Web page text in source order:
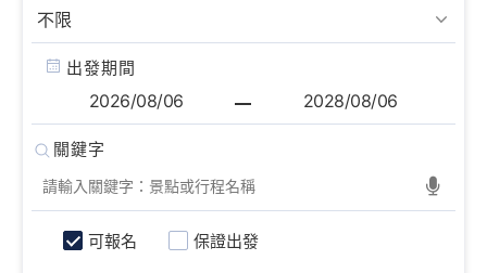
出發期間
可報名 保證出發